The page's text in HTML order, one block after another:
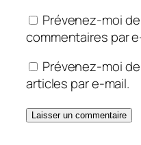
Prévenez-moi
commentaires par
Prévenez-moi
articles par e-mail.